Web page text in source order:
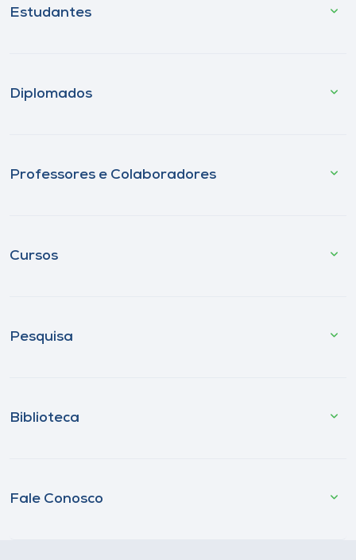
Estudantes
Diplomados
Professores e Colaboradores
Cursos
Pesquisa
Biblioteca
Fale Conosco